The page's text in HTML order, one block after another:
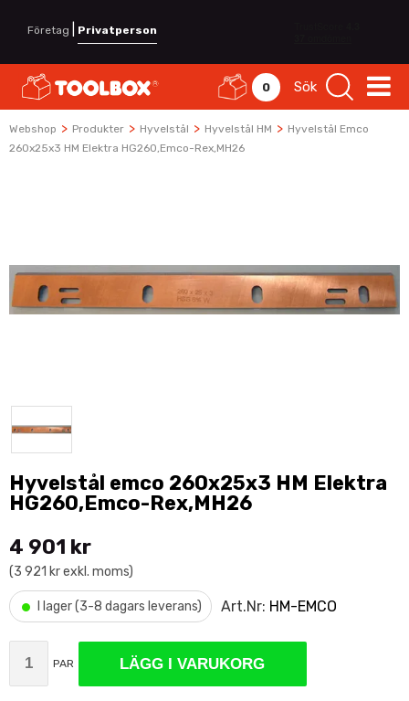
Företag Privatperson
0 Sök
Webshop > Produkter > Hyvelstål > Hyvelstål HM > Hyvelstål Emco
260x25x3 HM Elektra HG260,Emco-Rex,MH26
Hyvelstål emco 260x25x3 HM Elektra
HG260,Emco-Rex,MH26
4 901 kr
(3 921 kr exkl. moms)
• I lager (3-8 dagars leverans) Art.Nr: HM-EMCO
PAR LÄGG I VARUKORG